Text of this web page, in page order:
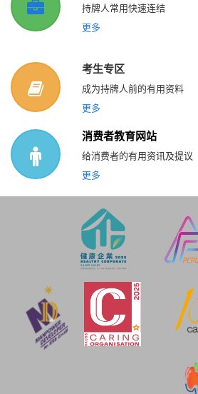
持牌人常用快速连结
更多
考生专区
成为持牌人前的有用资料
更多
消费者教育网站
给消费者的有用资讯及提议
更多